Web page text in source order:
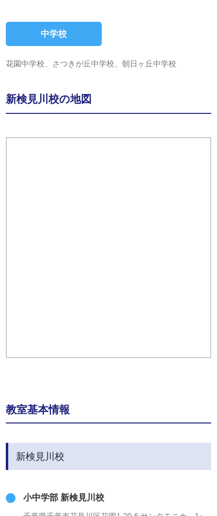
中学校
花園中学校、さつきが丘中学校、朝日ヶ丘中学校
新検見川校の地図
教室基本情報
新検見川校
小中学部 新検見川校